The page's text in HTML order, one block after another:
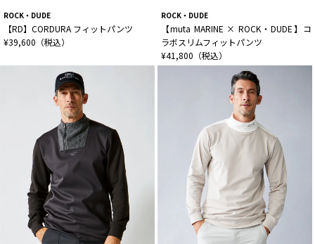
ROCK・DUDE
【RD】CORDURA フィットパンツ
¥39,600（税込）
ROCK・DUDE
【muta MARINE × ROCK・DUDE】コ
ラボスリムフィットパンツ
¥41,800（税込）